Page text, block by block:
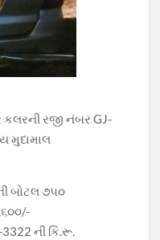
કલરની રજી નંબર GJ-
મુદામાલ
બોટલ ૭૫૦
ની કિ.રૂ.